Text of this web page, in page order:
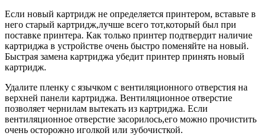
Если новый картридж не определяется принтером, вставьте в
него старый картридж,лучше всего тот,который был при
поставке принтера. Как только принтер подтвердит наличие
картриджа в устройстве очень быстро поменяйте на новый.
Быстрая замена картриджа убедит принтер принять новый
картридж.
Удалите пленку с язычком с вентиляционного отверстия на
верхней панели картриджа. Вентиляционное отверстие
позволяет чернилам вытекать из картриджа. Если
вентиляционное отверстие засорилось,его можно прочистить
очень осторожно иголкой или зубочисткой.